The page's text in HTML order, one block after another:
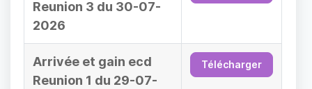
Reunion 3 du 30-07-
2026
Arrivée et gain ecd
Reunion 1 du 29-07-
Télécharger